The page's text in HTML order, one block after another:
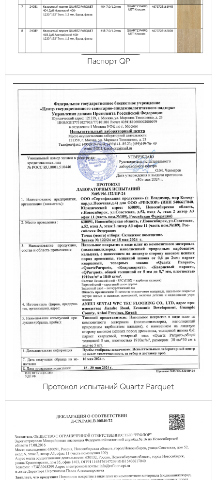
Паспорт QP
Протокол испытаний Quartz Parquet